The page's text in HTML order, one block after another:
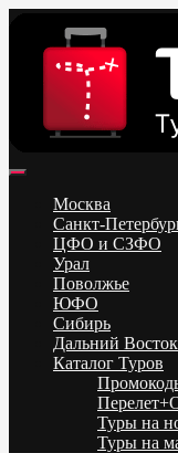
content
Низкие цены на
море. Распродажа
Обновление каждый
Москва
Санкт-
ЦФО и СЗФО
Урал
Поволжье
ЮФО
Сибирь
Дальний Восток
Каталог Туров
Туры на
Туры на